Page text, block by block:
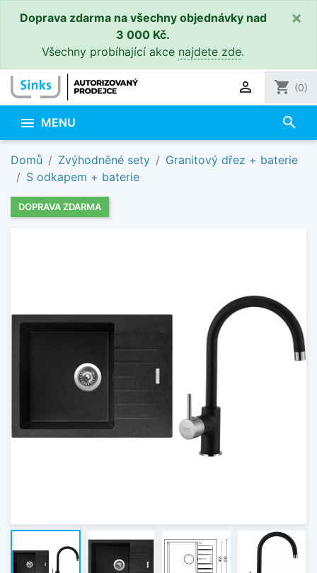
Doprava zdarma na všechny objednávky nad
3 000 Kč.
Všechny probíhající akce najdete zde.
×
 shopping_cart (0)
 MENU search
Domů Zvýhodněné sety
Granitový dřez + baterie
S odkapem + baterie
DOPRAVA ZDARMA